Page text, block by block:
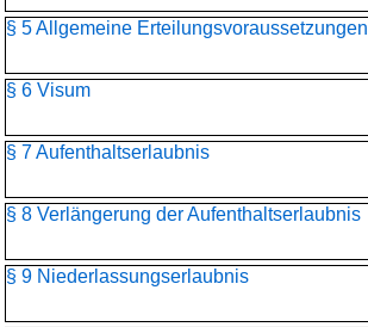
§ 5 Allgemeine Erteilungsvoraussetzungen
§ 6 Visum
§ 7 Aufenthaltserlaubnis
§ 8 Verlängerung der Aufenthaltserlaubnis
§ 9 Niederlassungserlaubnis